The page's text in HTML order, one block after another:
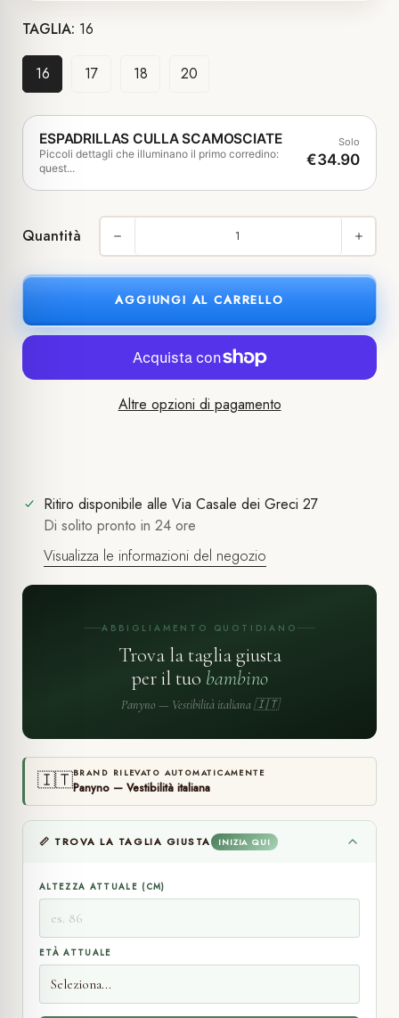
TAGLIA: 16
16 17 18 20
ESPADRILLAS CULLA SCAMOSCIATE
Piccoli dettagli che illuminano il primo corredino:
quest...
Solo
€34.90
Quantità
AGGIUNGI AL CARRELLO
Altre opzioni di pagamento
Ritiro disponibile alle Via Casale dei Greci 27
Di solito pronto in 24 ore
Visualizza le informazioni del negozio
ABBIGLIAMENTO QUOTIDIANO
Trova la taglia giusta
per il tuo bambino
Panyno — Vestibilità italiana 🇮🇹
🇮🇹BRAND RILEVATO AUTOMATICAMENTE
Panyno — Vestibilità italiana
📏 TROVA LA TAGLIA GIUSTA INIZIA QUI
ALTEZZA ATTUALE (CM)
ETÀ ATTUALE